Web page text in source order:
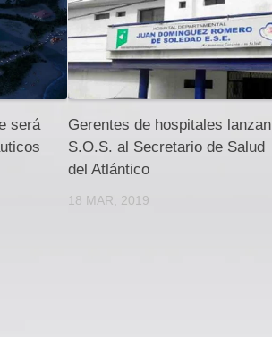
será
Gerentes de hospitales lanzan
S.O.S. al Secretario de Salud
del Atlántico
18 MAR, 2019